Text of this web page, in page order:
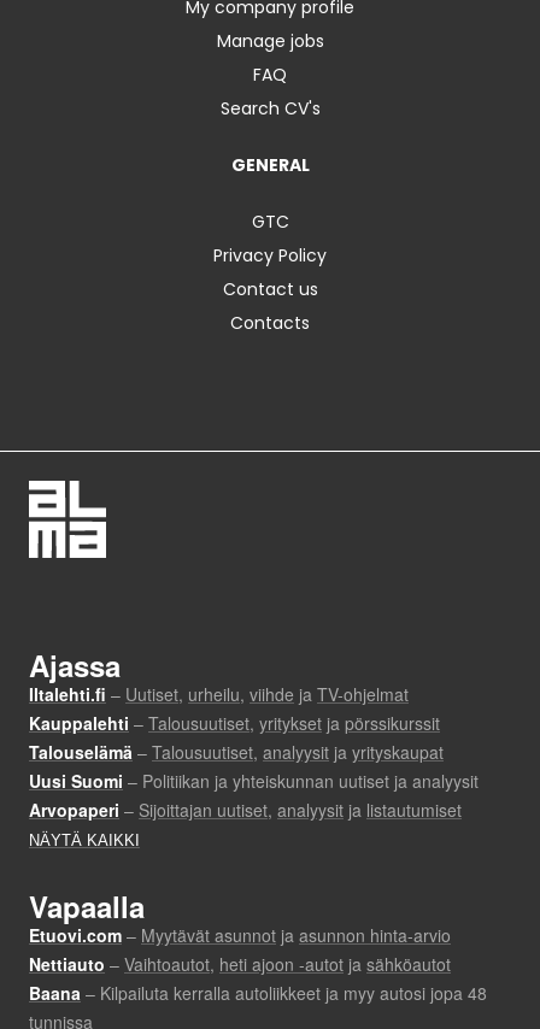
My company profile
Manage jobs
FAQ
Search CV's
GENERAL
GTC
Privacy Policy
Contact us
Contacts